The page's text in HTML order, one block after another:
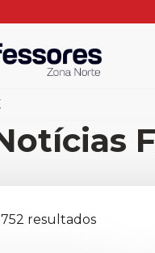
resultados